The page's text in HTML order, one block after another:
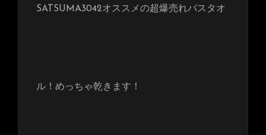
SATSUMA3042オススメの超爆売れバスタオ
ル！めっちゃ乾きます！